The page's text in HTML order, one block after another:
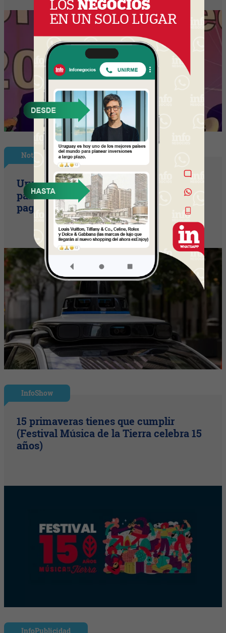
Nota Principal
Uruguay empieza a discutir las reglas
para una movilidad autónoma (¿Quién
paga si el auto sin conductor choca?)
InfoShow
15 primaveras tienes que cumplir
(Festival Música de la Tierra celebra 15
años)
InfoPublicidad